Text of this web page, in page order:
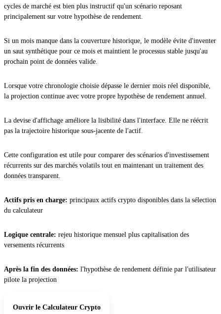
cycles de marché est bien plus instructif qu'un scénario reposant
principalement sur votre hypothèse de rendement.
Si un mois manque dans la couverture historique, le modèle évite d'inventer
un saut synthétique pour ce mois et maintient le processus stable jusqu'au
prochain point de données valide.
Lorsque votre chronologie choisie dépasse le dernier mois réel disponible,
la projection continue avec votre propre hypothèse de rendement annuel.
La devise d'affichage améliore la lisibilité dans l'interface. Elle ne réécrit
pas la trajectoire historique sous-jacente de l'actif.
Cette configuration est utile pour comparer des scénarios d'investissement
récurrents sur des marchés volatils tout en maintenant un traitement des
données transparent.
Actifs pris en charge: principaux actifs crypto disponibles dans la sélection
du calculateur
Logique centrale: rejeu historique mensuel plus capitalisation des
versements récurrents
Après la fin des données: l'hypothèse de rendement définie par l'utilisateur
pilote la projection
Ouvrir le Calculateur Crypto